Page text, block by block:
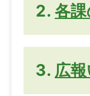
各
広